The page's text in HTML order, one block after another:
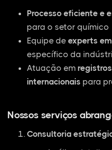
Processo eficiente e
para o setor químico
Equipe de experts
específico da
Atuação em
internacionais para
Nossos serviços
Consultoria